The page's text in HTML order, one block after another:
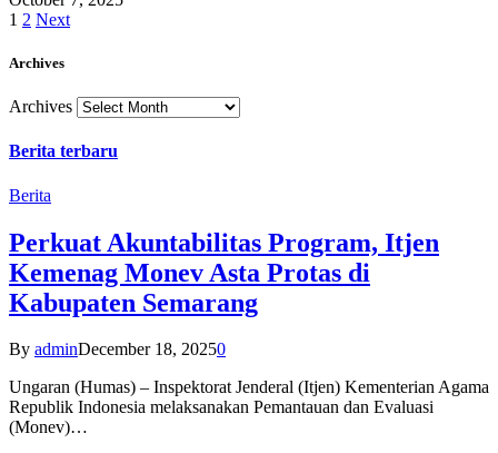
1 2 Next
Archives
Archives
Berita terbaru
Berita
Perkuat Akuntabilitas Program, Itjen
Kemenag Monev Asta Protas di
Kabupaten Semarang
By adminDecember 18, 20250
Ungaran (Humas) – Inspektorat Jenderal (Itjen) Kementerian Agama
Republik Indonesia melaksanakan Pemantauan dan Evaluasi
(Monev)…